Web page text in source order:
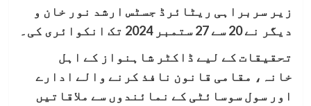
زیر سربراہی ریٹائرڈ جسٹس ارشد نور خان و
دیگر نے 20 سے 27 ستمبر 2024 تک انکوائری کی۔
تحقیقات کے لیے ڈاکٹر شاہنواز کے اہل
خانہ، مقامی قانون نافذ کرنے والے ادارے
اور سول سوسائٹی کے نمائندوں سے ملاقاتیں